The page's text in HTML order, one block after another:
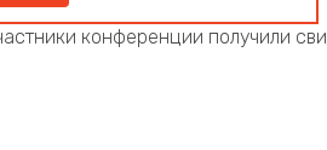
конференции получили